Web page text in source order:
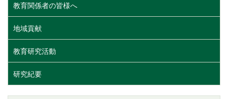
教育関係者の皆様へ
地域貢献
教育研究活動
研究紀要